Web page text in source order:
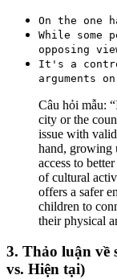
On the one
While
opposing
It's a
arguments
Câu hỏi mẫu:
city or the
issue with
hand, growing
access to
of cultural
offers a safer
children to
their physical
3. Thảo luận về
vs. Hiện tại)